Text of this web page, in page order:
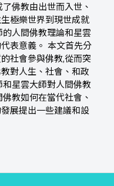
佛教由出世而入世、
極樂世界到現世成就
人間佛教理論和星雲
表意義。 本文首先分
社會參與佛教,從而突
對人生、社會、和政
星雲大師對人間佛教
教如何在當代社會、
展提出一些建議和設